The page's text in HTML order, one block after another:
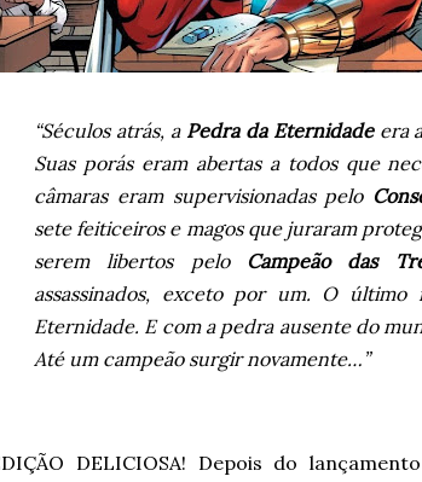
“Séculos atrás, a Pedra da Eternidadeera
Suas porás eram abertas a todos que
câmaras eram supervisionadas pelo
sete feiticeiros e magos que juraram
serem libertos pelo Campeão das
assassinados, exceto por um. O
Eternidade. E com a pedra ausente do
Até um campeão surgir novamente…”
DELICIOSA! Depois do